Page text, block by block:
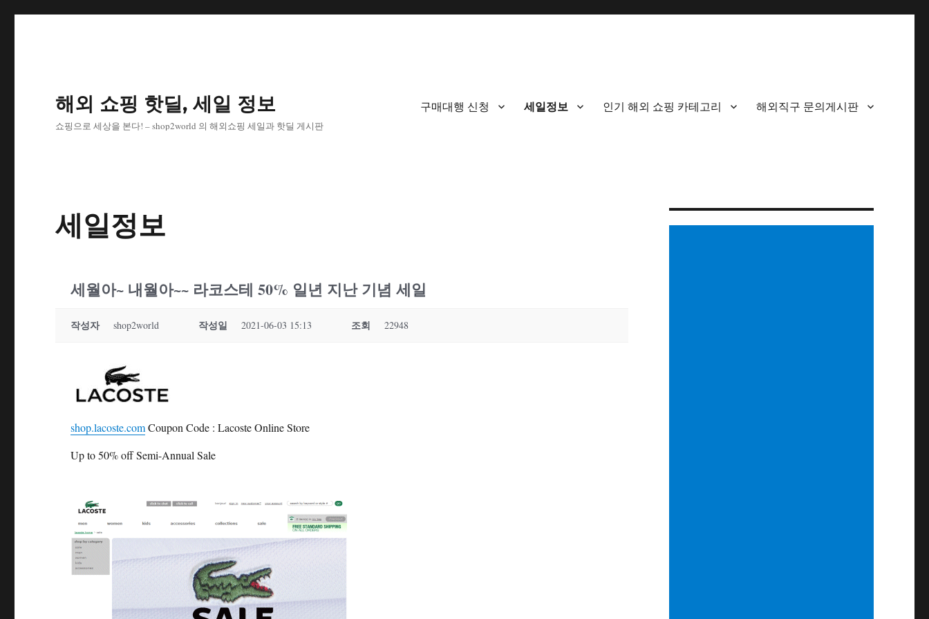
해외 쇼핑 핫딜, 세일 정보
쇼핑으로 세상을 본다! – shop2world 의 해외쇼핑 세일과 핫딜 게시판
구매대행 신청 세일정보 인기 해외 쇼핑 카테고리 해외직구 문의게시판
세일정보
세월아~ 내월아~~ 라코스테 50% 일년 지난 기념 세일
작성자 shop2world 작성일 2021-06-03 15:13 조회 22948
shop.lacoste.comCoupon Code : Lacoste Online Store
Up to 50% off Semi-Annual Sale